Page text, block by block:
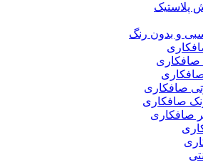
پلاستیک
و بدون رنگ
صافکاری
صافکاری
صافکاری